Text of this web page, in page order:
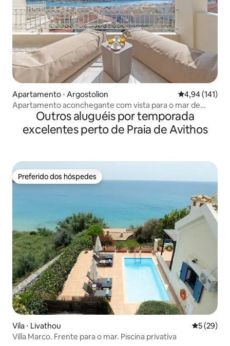
Apartamento ⋅ Argostolion 4,94 de uma
4,94 (141)
Apartamento aconchegante com vista para o mar de
AlexandraOutros aluguéis por temporada
excelentes perto de Praia de Avithos
Preferido dos hóspedes
Preferido dos hóspedes
Vila ⋅ Livathou 5 de uma
5 (29)
Villa Marco. Frente para o mar. Piscina privativa